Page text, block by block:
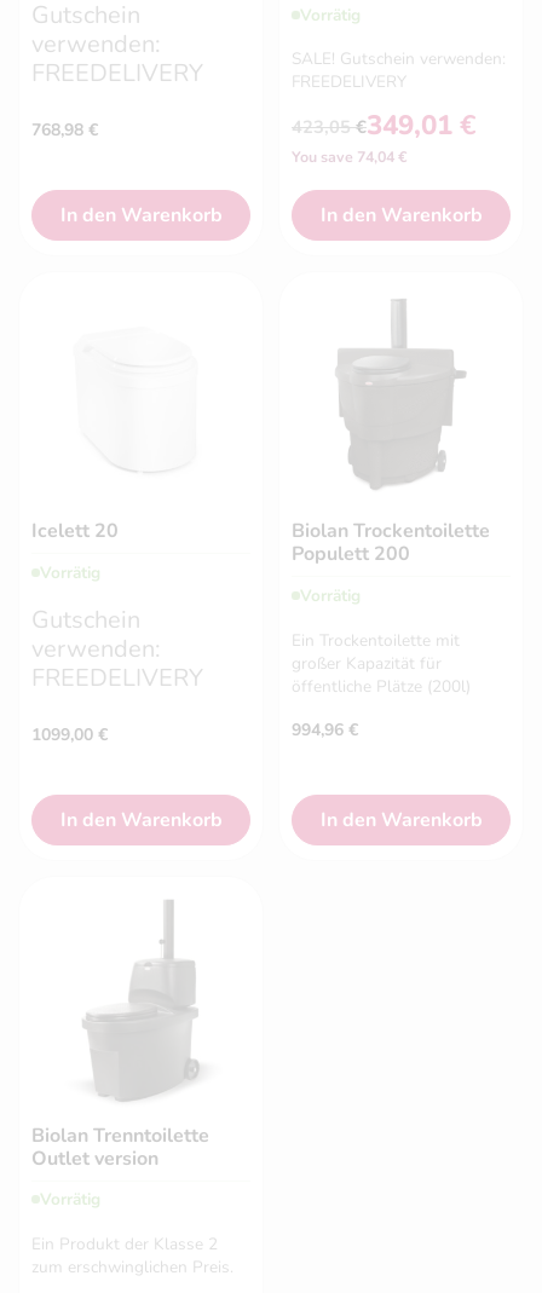
Gutschein
verwenden:
FREEDELIVERY
768,98 €
In den Warenkorb
Vorrätig
SALE! Gutschein verwenden:
FREEDELIVERY
423,05€
Ursprünglicher
Preis
war:
423,05 €
349,01€
Aktueller
Preis
ist:
349,01 €.
You save 74,04 €
In den Warenkorb
Icelett 20
Vorrätig
Gutschein
verwenden:
FREEDELIVERY
1099,00 €
In den Warenkorb
Biolan Trockentoilette
Populett 200
Vorrätig
Ein Trockentoilette mit
großer Kapazität für
öffentliche Plätze (200l)
994,96 €
In den Warenkorb
Biolan Trenntoilette
Outlet version
Vorrätig
Ein Produkt der Klasse 2
zum erschwinglichen Preis.